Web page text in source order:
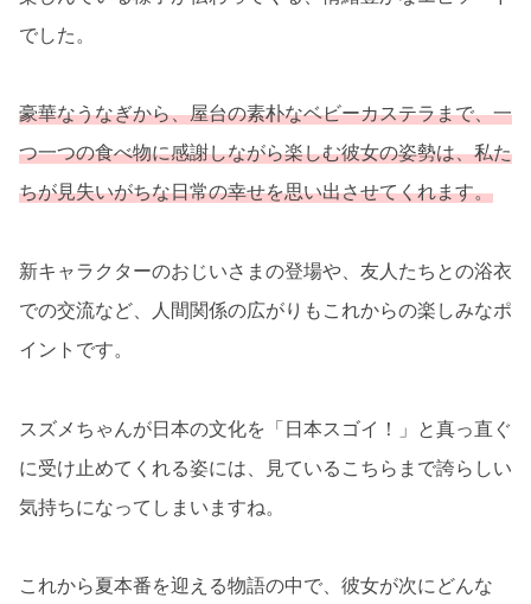
でした。
豪華なうなぎから、屋台の素朴なベビーカステラまで、一
つ一つの食べ物に感謝しながら楽しむ彼女の姿勢は、私た
ちが見失いがちな日常の幸せを思い出させてくれます。
新キャラクターのおじいさまの登場や、友人たちとの浴衣
での交流など、人間関係の広がりもこれからの楽しみなポ
イントです。
スズメちゃんが日本の文化を「日本スゴイ！」と真っ直ぐ
に受け止めてくれる姿には、見ているこちらまで誇らしい
気持ちになってしまいますね。
これから夏本番を迎える物語の中で、彼女が次にどんな